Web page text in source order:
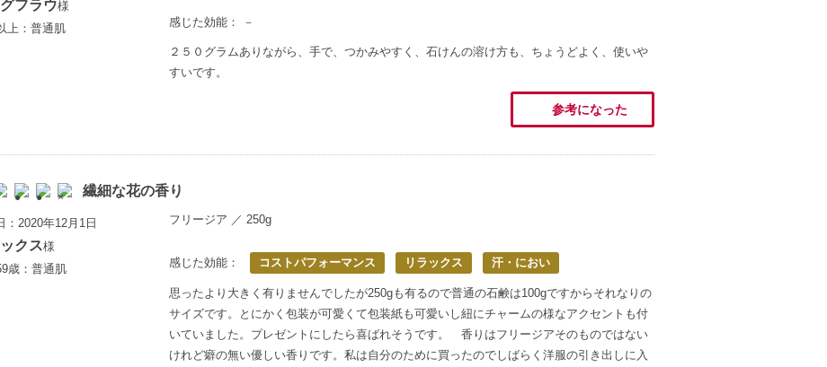
フラウ様
上：普通肌
感じた効能： －
２５０グラムありながら、手で、つかみやすく、石けんの溶け方も、ちょうどよく、使いや
すいです。
参考になった
繊細な花の香り
：2020年12月1日
クス様
歳：普通肌
フリージア ／ 250g
感じた効能： コストパフォーマンス リラックス 汗・におい
思ったより大きく有りませんでしたが250gも有るので普通の石鹸は100gですからそれなりの
サイズです。とにかく包装が可愛くて包装紙も可愛いし紐にチャームの様なアクセントも付
いていました。プレゼントにしたら喜ばれそうです。 香りはフリージアそのものではない
けれど癖の無い優しい香りです。私は自分のために買ったのでしばらく洋服の引き出しに入